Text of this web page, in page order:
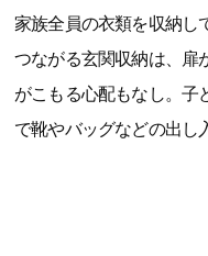
家族全員の衣類を収納し
つながる玄関収納は、扉
がこもる心配もなし。子
で靴やバッグなどの出し